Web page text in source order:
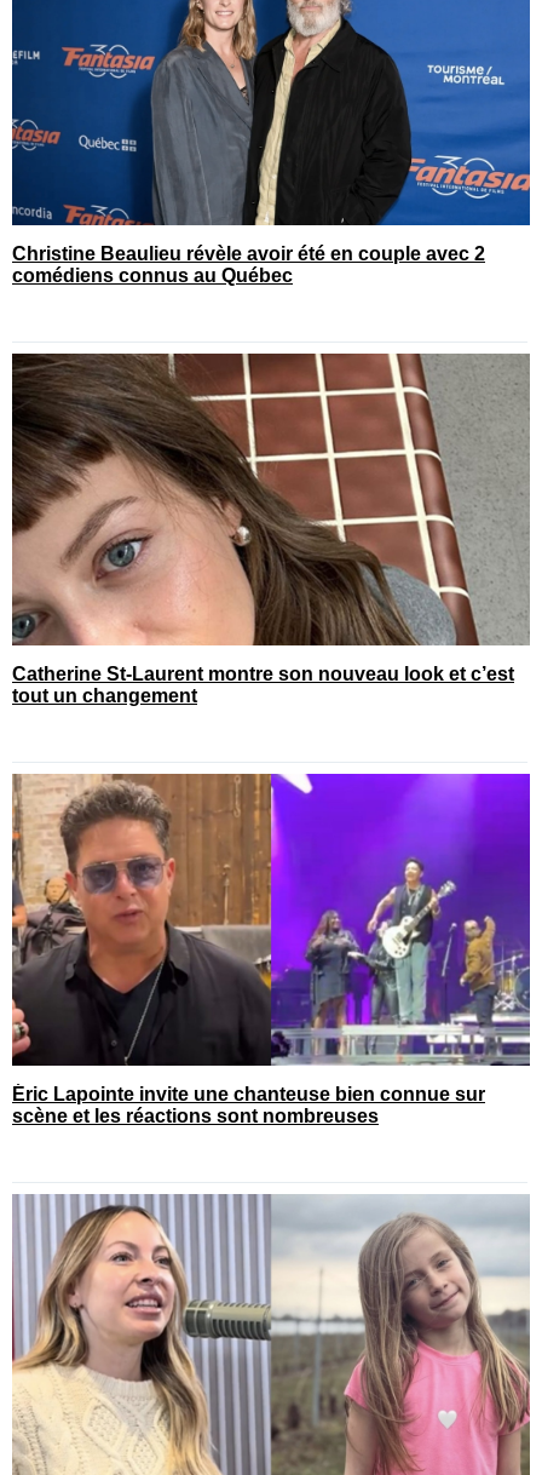
Christine Beaulieu révèle avoir été en couple avec 2
comédiens connus au Québec
Catherine St-Laurent montre son nouveau look et c’est
tout un changement
Éric Lapointe invite une chanteuse bien connue sur
scène et les réactions sont nombreuses